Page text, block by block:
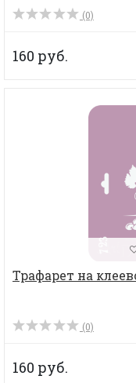
(0)
160 руб.
Трафарет на
(0)
160 руб.